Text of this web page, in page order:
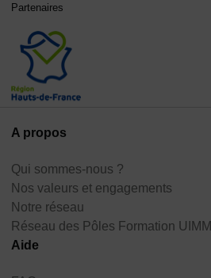
A propos
Qui sommes-nous ?
Nos valeurs et engagements
Notre réseau
Réseau des Pôles Formation UIMM
Aide
Partenaires